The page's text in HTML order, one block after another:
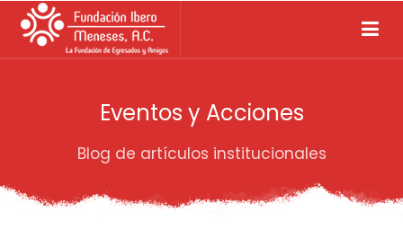
Eventos y Acciones
Blog de artículos institucionales